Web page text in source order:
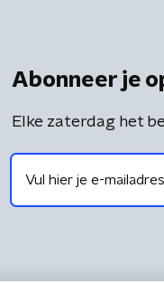
Abonneer je
Elke zaterdag het